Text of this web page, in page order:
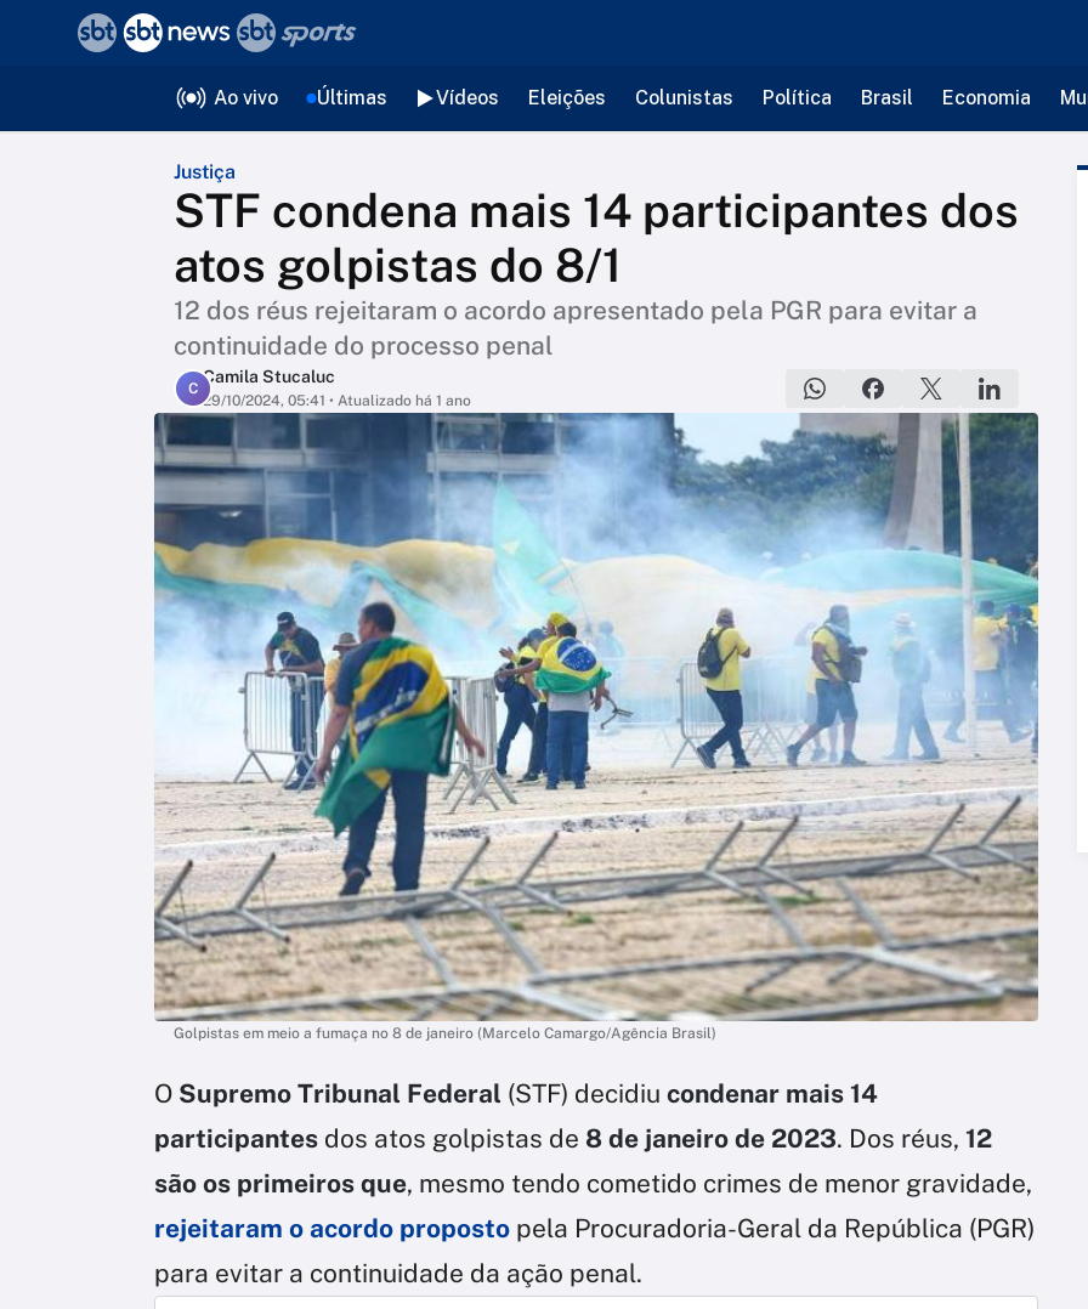
Ao vivo Últimas Vídeos Eleições Colunistas Política Brasil Economia
Justiça
STF condena mais 14 participantes dos
atos golpistas do 8/1
12 dos réus rejeitaram o acordo apresentado pela PGR para evitar a
continuidade do processo penal
C
Camila Stucaluc
29/10/2024, 05:41 • Atualizado há 1 ano
Golpistas em meio a fumaça no 8 de janeiro (Marcelo Camargo/Agência Brasil)
O Supremo Tribunal Federal (STF) decidiu condenar mais 14
participantes dos atos golpistas de 8 de janeiro de 2023. Dos réus, 12
são os primeiros que, mesmo tendo cometido crimes de menor gravidade,
rejeitaram o acordo proposto pela Procuradoria-Geral da República (PGR)
para evitar a continuidade da ação penal.
voltar
Editorias